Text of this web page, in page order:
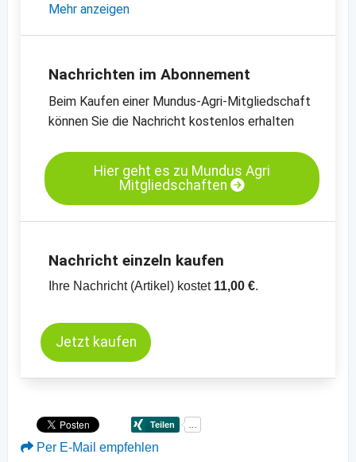
mm
Mehr anzeigen
Nachrichten im Abonnement
Beim Kaufen einer Mundus-Agri-Mitgliedschaft
können Sie die Nachricht kostenlos erhalten
Hier geht es zu Mundus Agri
Mitgliedschaften
Nachricht einzeln kaufen
Ihre Nachricht (Artikel) kostet 11,00 €.
Jetzt kaufen
Per E-Mail empfehlen